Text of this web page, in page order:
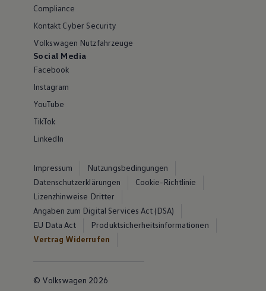
Compliance
Kontakt Cyber Security
Volkswagen Nutzfahrzeuge
Social Media
Facebook
Instagram
YouTube
TikTok
LinkedIn
Impressum
Nutzungsbedingungen
Datenschutzerklärungen
Cookie-Richtlinie
Lizenzhinweise Dritter
Angaben zum Digital Services Act (DSA)
EU Data Act
Produktsicherheitsinformationen
Vertrag Widerrufen
© Volkswagen 2026